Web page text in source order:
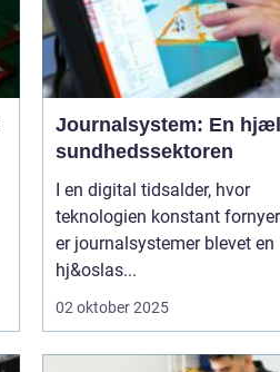
Journalsystem: En
sundhedssektoren
I en digital tidsalder, hvor
teknologien konstant
er journalsystemer blevet en
hj&oslas...
02 oktober 2025